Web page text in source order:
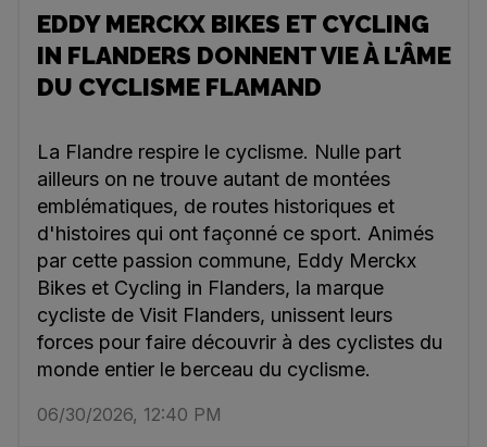
EDDY MERCKX BIKES ET CYCLING
IN FLANDERS DONNENT VIE À L'ÂME
DU CYCLISME FLAMAND
La Flandre respire le cyclisme. Nulle part
ailleurs on ne trouve autant de montées
emblématiques, de routes historiques et
d'histoires qui ont façonné ce sport. Animés
par cette passion commune, Eddy Merckx
Bikes et Cycling in Flanders, la marque
cycliste de Visit Flanders, unissent leurs
forces pour faire découvrir à des cyclistes du
monde entier le berceau du cyclisme.
06/30/2026, 12:40 PM